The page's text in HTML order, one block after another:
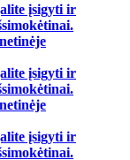
įsigyti ir
įsigyti ir
įsigyti ir